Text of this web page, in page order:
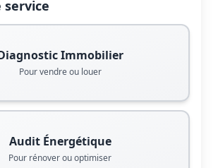
service
Immobilier
Pour vendre ou louer
Audit Énergétique
Pour rénover ou optimiser